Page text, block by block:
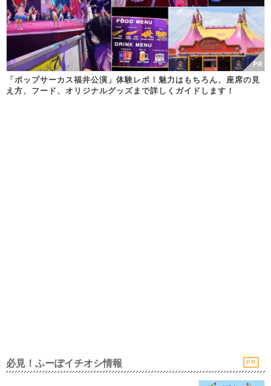
「ポップサーカス福井公演」体験レポ！魅力はもちろん、座席の見
え方、フード、オリジナルグッズまで詳しくガイドします！
必見！ふーぽイチオシ情報 PR